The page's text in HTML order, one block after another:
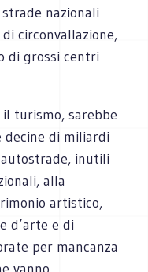
nazionali
circonvallazione,
di grossi centri
turismo, sarebbe
decine di miliardi
inutili
alla
artistico,
d’arte e di
per mancanza